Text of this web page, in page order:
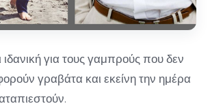
ιδανική για τους γαμπρούς που δεν
γραβάτα και εκείνη την ημέρα